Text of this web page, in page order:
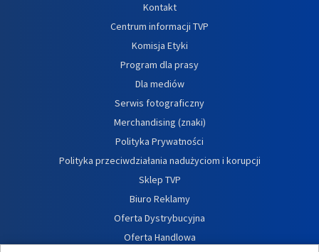
Kontakt
Centrum informacji TVP
Komisja Etyki
Program dla prasy
Dla mediów
Serwis fotograficzny
Merchandising (znaki)
Polityka Prywatności
Polityka przeciwdziałania nadużyciom i korupcji
Sklep TVP
Biuro Reklamy
Oferta Dystrybucyjna
Oferta Handlowa